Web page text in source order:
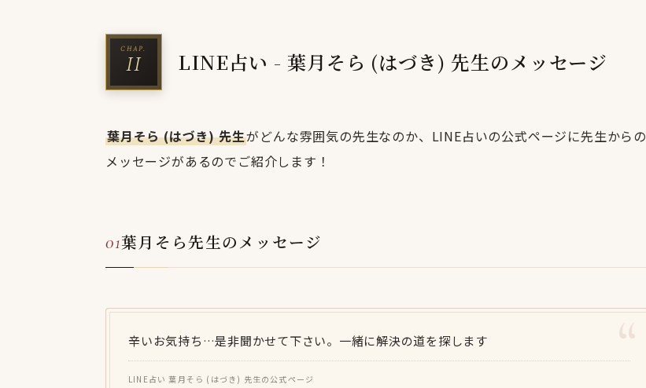
LINE占い - 葉月そら (はづき) 先生のメッセージ
葉月そら (はづき) 先生がどんな雰囲気の先生なのか、LINE占いの公式ページに先生からの
メッセージがあるのでご紹介します！
葉月そら先生のメッセージ
辛いお気持ち…是非聞かせて下さい。一緒に解決の道を探します
LINE占い 葉月そら (はづき) 先生の公式ページ